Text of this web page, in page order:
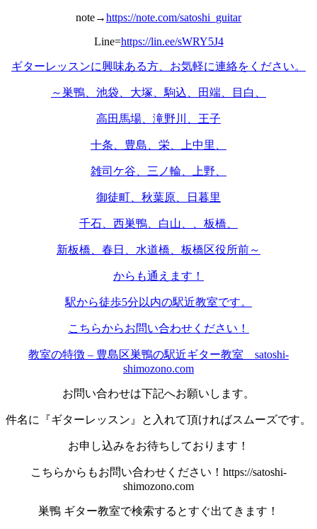
note→https://note.com/satoshi_guitar
Line=https://lin.ee/sWRY5J4
ギターレッスンに興味ある方、お気軽に連絡をください。
～巣鴨、池袋、大塚、駒込、田端、目白、
高田馬場、滝野川、王子
十条、豊島、栄、上中里、
雑司ケ谷、三ノ輪、上野、
御徒町、秋葉原、日暮里
千石、西巣鴨、白山、、板橋、
新板橋、春日、水道橋、板橋区役所前～
からも通えます！
駅から徒歩5分以内の駅近教室です。
こちらからお問い合わせください！
教室の特徴 – 豊島区巣鴨の駅近ギター教室 satoshi-
shimozono.com
お問い合わせは下記へお願いします。
件名に『ギターレッスン』と入れて頂ければスムーズです。
お申し込みをお待ちしております！
こちらからもお問い合わせください！https://satoshi-
shimozono.com
巣鴨 ギター教室で検索するとすぐ出てきます！